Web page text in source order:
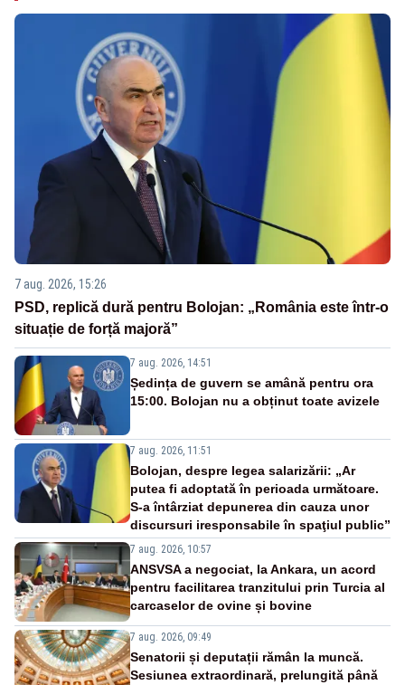
7 aug. 2026, 15:26
PSD, replică dură pentru Bolojan: „România este într-o
situație de forță majoră”
7 aug. 2026, 14:51
Ședința de guvern se amână pentru ora
15:00. Bolojan nu a obținut toate avizele
7 aug. 2026, 11:51
Bolojan, despre legea salarizării: „Ar
putea fi adoptată în perioada următoare.
S-a întârziat depunerea din cauza unor
discursuri iresponsabile în spaţiul public”
7 aug. 2026, 10:57
ANSVSA a negociat, la Ankara, un acord
pentru facilitarea tranzitului prin Turcia al
carcaselor de ovine și bovine
7 aug. 2026, 09:49
Senatorii și deputații rămân la muncă.
Sesiunea extraordinară, prelungită până